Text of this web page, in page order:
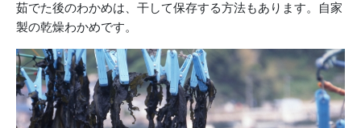
茹でた後のわかめは、干して保存する方法もあります。自家
製の乾燥わかめです。